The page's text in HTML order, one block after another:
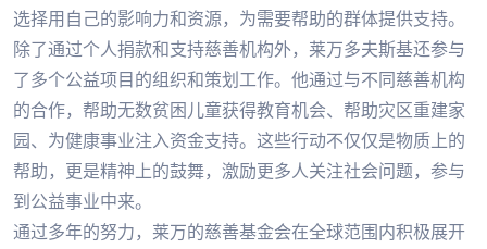
选择用自己的影响力和资源，为需要帮助的群体提供支持。
除了通过个人捐款和支持慈善机构外，莱万多夫斯基还参与
了多个公益项目的组织和策划工作。他通过与不同慈善机构
的合作，帮助无数贫困儿童获得教育机会、帮助灾区重建家
园、为健康事业注入资金支持。这些行动不仅仅是物质上的
帮助，更是精神上的鼓舞，激励更多人关注社会问题，参与
到公益事业中来。
通过多年的努力，莱万的慈善基金会在全球范围内积极展开